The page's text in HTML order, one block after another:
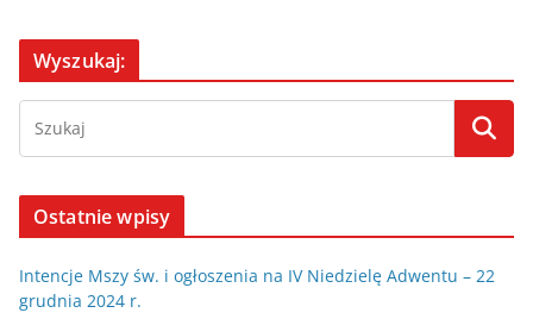
Wyszukaj:
Ostatnie wpisy
Intencje Mszy św. i ogłoszenia na IV Niedzielę Adwentu – 22
grudnia 2024 r.